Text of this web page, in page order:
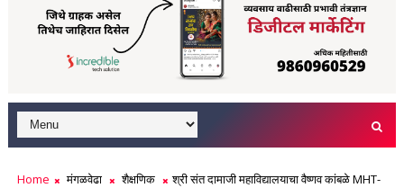
Home मंगळवेढा शैक्षणिक
श्री संत दामाजी महाविद्यालयाचा वैष्णव कांबळे MHT-